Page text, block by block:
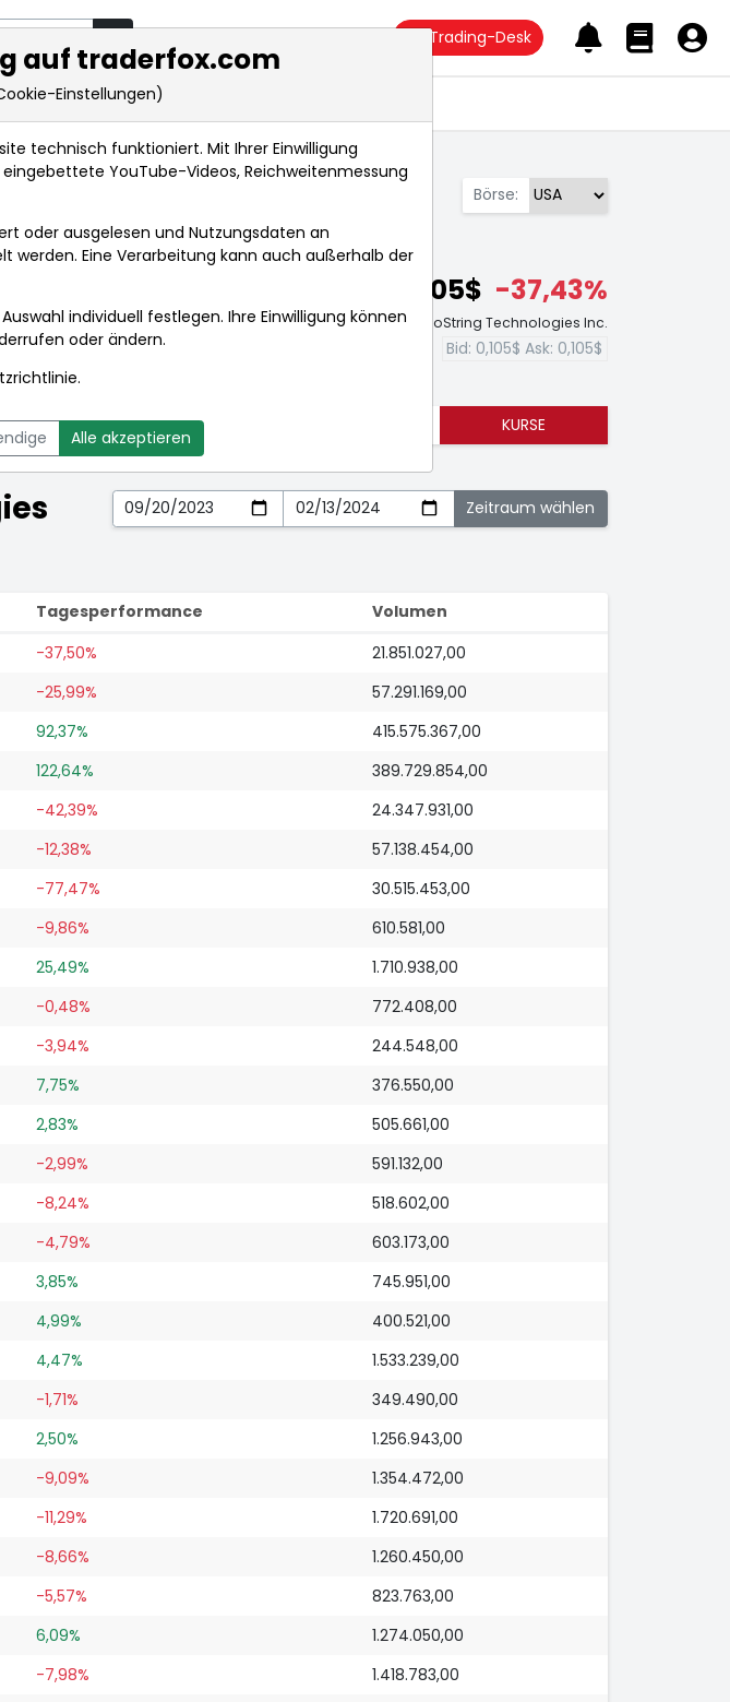
Trading-Desk
Realtimekurse Nachrichten
Börse:
0,105$ -37,43%
Echtzeit-Aktienkurs NanoString Technologies Inc.
Bid: 0,105$ Ask: 0,105$
CHARTTOOL KURSE
Tagesperformance
Volumen
-37,50%
21.851.027,00
-25,99%
57.291.169,00
92,37%
415.575.367,00
122,64%
389.729.854,00
-42,39%
24.347.931,00
-12,38%
57.138.454,00
-77,47%
30.515.453,00
-9,86%
610.581,00
25,49%
1.710.938,00
-0,48%
772.408,00
-3,94%
244.548,00
7,75%
376.550,00
2,83%
505.661,00
-2,99%
591.132,00
-8,24%
518.602,00
-4,79%
603.173,00
3,85%
745.951,00
4,99%
400.521,00
4,47%
1.533.239,00
-1,71%
349.490,00
2,50%
1.256.943,00
-9,09%
1.354.472,00
-11,29%
1.720.691,00
-8,66%
1.260.450,00
-5,57%
823.763,00
6,09%
1.274.050,00
-7,98%
1.418.783,00
auf traderfox.com
Einstellungen)
technisch funktioniert. Mit Ihrer Einwilligung
YouTube-Videos, Reichweitenmessung
oder ausgelesen und Nutzungsdaten an
Eine Verarbeitung kann auch außerhalb der
individuell festlegen. Ihre Einwilligung können
oder ändern.
.
Alle akzeptieren